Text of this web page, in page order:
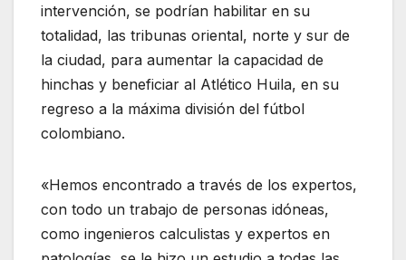
intervención, se podrían habilitar en su
totalidad, las tribunas oriental, norte y sur de
la ciudad, para aumentar la capacidad de
hinchas y beneficiar al Atlético Huila, en su
regreso a la máxima división del fútbol
colombiano.
«Hemos encontrado a través de los expertos,
con todo un trabajo de personas idóneas,
como ingenieros calculistas y expertos en